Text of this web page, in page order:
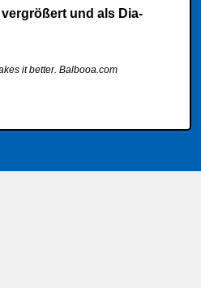
und als Dia-
it better. Balbooa.com